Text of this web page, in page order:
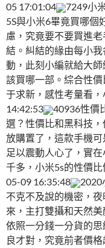
05 17:01:04
7249小
5S與小米6畢竟買哪個
慮，究竟要不要買進
結。糾結的緣由每小
動，此刻小編就給大
該買哪一部。綜合性
于求新，感性考量看
14:42:53
40936性價
選？性價比和黑科技
放購置了，這款手機
足以震動人心了，實
千多，小米5s的性價
05-09 16:35:48
2020
不克不及說的機密，
來，主打雙攝和天然
依照一分錢一分貨的
良才對，究竟前者價